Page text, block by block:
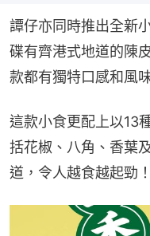
譚仔亦同時推出全新
碟有齊港式地道的陳
款都有獨特口感和風味
這款小食更配上以13
括花椒、八角、香葉
道，令人越食越起勁！